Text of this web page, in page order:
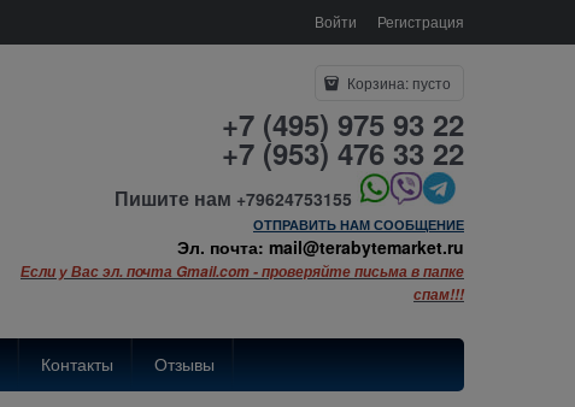
Войти Регистрация
Корзина: пусто
+7 (495) 975 93 22
+7 (953) 476 33 22
Пишите нам +79624753155
ОТПРАВИТЬ НАМ СООБЩЕНИЕ
Эл. почта: mail@terabytemarket.ru
Если у Вас эл. почта Gmail.com - проверяйте письма в папке
спам!!!
Контакты Отзывы